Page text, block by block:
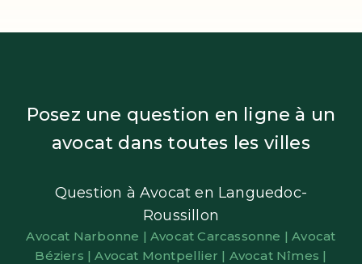
Posez une question en ligne à un
avocat dans toutes les villes
Question à Avocat en Languedoc-
Roussillon
Avocat Narbonne |Avocat Carcassonne |Avocat
Béziers |Avocat Montpellier | Avocat Nîmes |